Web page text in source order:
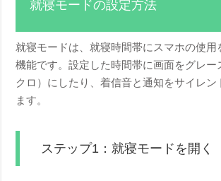
就寝モードの設定方法
就寝モードは、就寝時間帯にスマホの使用
機能です。設定した時間帯に画面をグレー
クロ）にしたり、着信音と通知をサイレン
ます。
ステップ1：就寝モードを開く